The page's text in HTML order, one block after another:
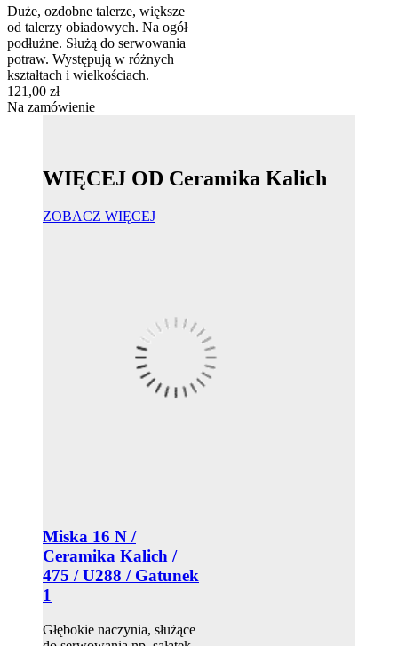
Duże, ozdobne talerze, większe
od talerzy obiadowych. Na ogół
podłużne. Służą do serwowania
potraw. Występują w różnych
kształtach i wielkościach.
121,00 zł
Na zamówienie
WIĘCEJ OD Ceramika Kalich
ZOBACZ WIĘCEJ
Miska 16 N /
Ceramika Kalich /
475 / U288 / Gatunek
1
Głębokie naczynia, służące